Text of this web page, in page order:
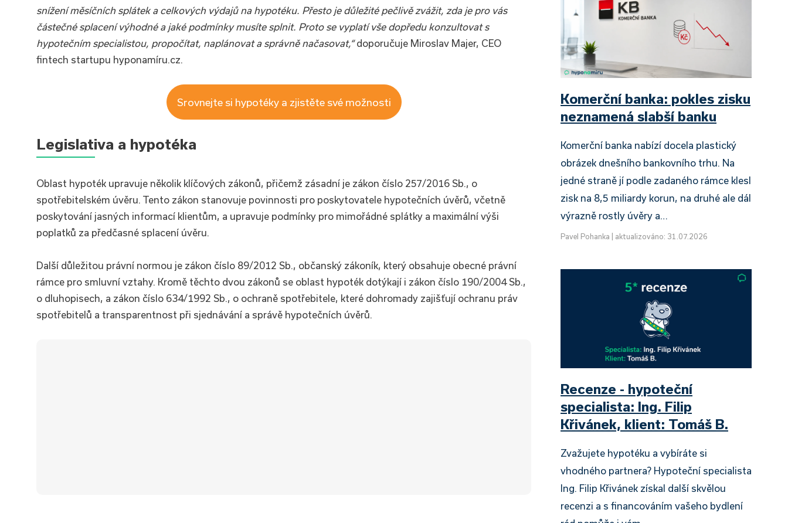
snížení měsíčních splátek a celkových výdajů na hypotéku. Přesto je důležité pečlivě zvážit, zda je pro vás
částečné splacení výhodné a jaké podmínky musíte splnit. Proto se vyplatí vše dopředu konzultovat s
hypotečním specialistou, propočítat, naplánovat a správně načasovat,“doporučuje Miroslav Majer, CEO
fintech startupu hyponamíru.cz.
Srovnejte si hypotéky a zjistěte své možnosti
Legislativa a hypotéka
Oblast hypoték upravuje několik klíčových zákonů, přičemž zásadní je zákon číslo 257/2016 Sb., o
spotřebitelském úvěru. Tento zákon stanovuje povinnosti pro poskytovatele hypotečních úvěrů, včetně
poskytování jasných informací klientům, a upravuje podmínky pro mimořádné splátky a maximální výši
poplatků za předčasné splacení úvěru.
Další důležitou právní normou je zákon číslo 89/2012 Sb., občanský zákoník, který obsahuje obecné právní
rámce pro smluvní vztahy. Kromě těchto dvou zákonů se oblast hypoték dotýkají i zákon číslo 190/2004 Sb.,
o dluhopisech, a zákon číslo 634/1992 Sb., o ochraně spotřebitele, které dohromady zajišťují ochranu práv
spotřebitelů a transparentnost při sjednávání a správě hypotečních úvěrů.
Komerční banka: pokles zisku
neznamená slabší banku
Komerční banka nabízí docela plastický
obrázek dnešního bankovního trhu. Na
jedné straně jí podle zadaného rámce klesl
zisk na 8,5 miliardy korun, na druhé ale dál
výrazně rostly úvěry a…
Pavel Pohanka aktualizováno: 31.07.2026
Recenze - hypoteční
specialista: Ing. Filip
Křivánek, klient: Tomáš B.
Zvažujete hypotéku a vybíráte si
vhodného partnera? Hypoteční specialista
Ing. Filip Křivánek získal další skvělou
recenzi a s financováním vašeho bydlení